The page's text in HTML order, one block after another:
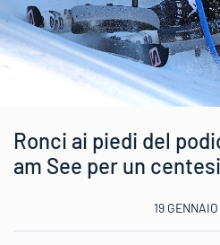
Ronci ai piedi del
am See per un
19